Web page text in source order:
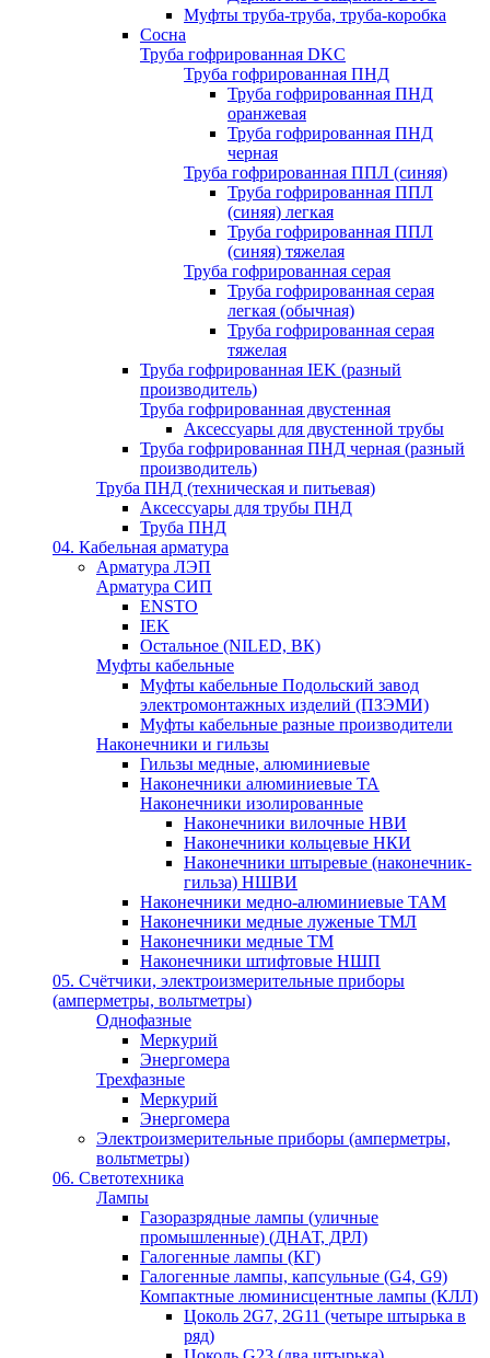
Муфты труба-труба, труба-коробка
Сосна
Труба гофрированная DKC
Труба гофрированная ПНД
Труба гофрированная ПНД
оранжевая
Труба гофрированная ПНД
черная
Труба гофрированная ППЛ (синяя)
Труба гофрированная ППЛ
(синяя) легкая
Труба гофрированная ППЛ
(синяя) тяжелая
Труба гофрированная серая
Труба гофрированная серая
легкая (обычная)
Труба гофрированная серая
тяжелая
Труба гофрированная IEK (разный
производитель)
Труба гофрированная двустенная
Аксессуары для двустенной трубы
Труба гофрированная ПНД черная (разный
производитель)
Труба ПНД (техническая и питьевая)
Аксессуары для трубы ПНД
Труба ПНД
04. Кабельная арматура
Арматура ЛЭП
Арматура СИП
ENSTO
IEK
Остальное (NILED, ВК)
Муфты кабельные
Муфты кабельные Подольский завод
электромонтажных изделий (ПЗЭМИ)
Муфты кабельные разные производители
Наконечники и гильзы
Гильзы медные, алюминиевые
Наконечники алюминиевые ТА
Наконечники изолированные
Наконечники вилочные НВИ
Наконечники кольцевые НКИ
Наконечники штыревые (наконечник-
гильза) НШВИ
Наконечники медно-алюминиевые ТАМ
Наконечники медные луженые ТМЛ
Наконечники медные ТМ
Наконечники штифтовые НШП
05. Счётчики, электроизмерительные приборы
(амперметры, вольтметры)
Однофазные
Меркурий
Энергомера
Трехфазные
Меркурий
Энергомера
Электроизмерительные приборы (амперметры,
вольтметры)
06. Светотехника
Лампы
Газоразрядные лампы (уличные
промышленные) (ДНАТ, ДРЛ)
Галогенные лампы (КГ)
Галогенные лампы, капсульные (G4, G9)
Компактные люминисцентные лампы (КЛЛ)
Цоколь 2G7, 2G11 (четыре штырька в
ряд)